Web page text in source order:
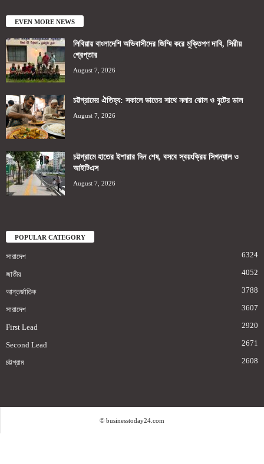
EVEN MORE NEWS
লিবিয়ায় বাংলাদেশি অভিবাসীদের জিম্মি করে মুক্তিপণ দাবি, সিরীয়
গ্রেপ্তার
August 7, 2026
চট্টগ্রামের ঐতিহ্য: সকালে ভাতের সাথে নলার ঝোল ও বুটের ডাল
August 7, 2026
চট্টগ্রামে হাতের ইশারার দিন শেষ, বসবে স্বয়ংক্রিয় সিগন্যাল ও
আইটিএস
August 7, 2026
POPULAR CATEGORY
সারাদেশ 6324
জাতীয় 4052
আন্তর্জাতিক 3788
সারাদেশ 3607
First Lead 2920
Second Lead 2671
চট্টগ্রাম 2608
© businesstoday24.com